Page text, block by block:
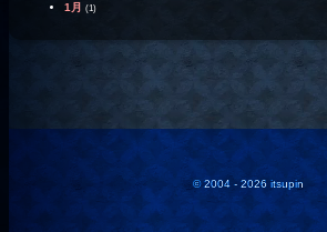
1月 (1)
© 2004 - 2026 itsupin